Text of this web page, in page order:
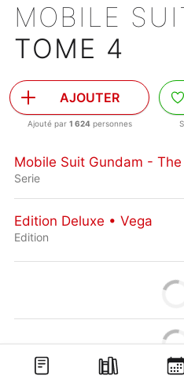
TOME 4
AJOUTER
Ajouté par 1 624personnes
Mobile Suit Gundam - The
Serie
Edition Deluxe • Vega
Edition